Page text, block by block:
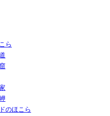
ら
のほこら